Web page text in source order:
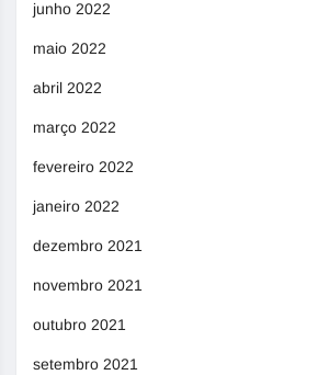
junho 2022
maio 2022
abril 2022
março 2022
fevereiro 2022
janeiro 2022
dezembro 2021
novembro 2021
outubro 2021
setembro 2021